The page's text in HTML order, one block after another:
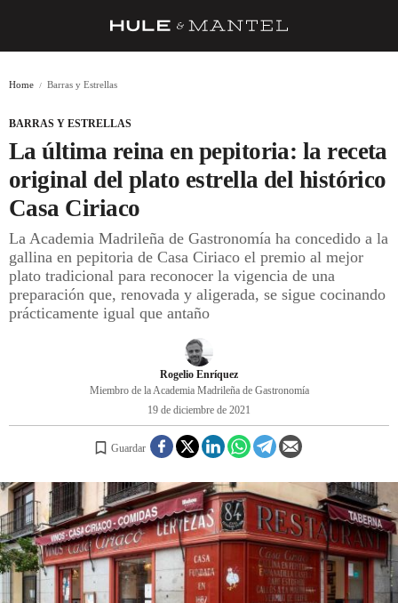
BARRAS Y ESTRELLAS
DÓNDE COMER
ÍDOLOS DE MESAS
CUADERNO DE VIAJE
TRADICIÓN
REGISTRO
INICIAR SESIÓN
Home Barras y Estrellas
BARRAS Y ESTRELLAS
La última reina en pepitoria: la receta
original del plato estrella del histórico
Casa Ciriaco
La Academia Madrileña de Gastronomía ha concedido a la
gallina en pepitoria de Casa Ciriaco el premio al mejor
plato tradicional para reconocer la vigencia de una
preparación que, renovada y aligerada, se sigue cocinando
prácticamente igual que antaño
Rogelio Enríquez
Miembro de la Academia Madrileña de Gastronomía
19 de diciembre de 2021
Guardar